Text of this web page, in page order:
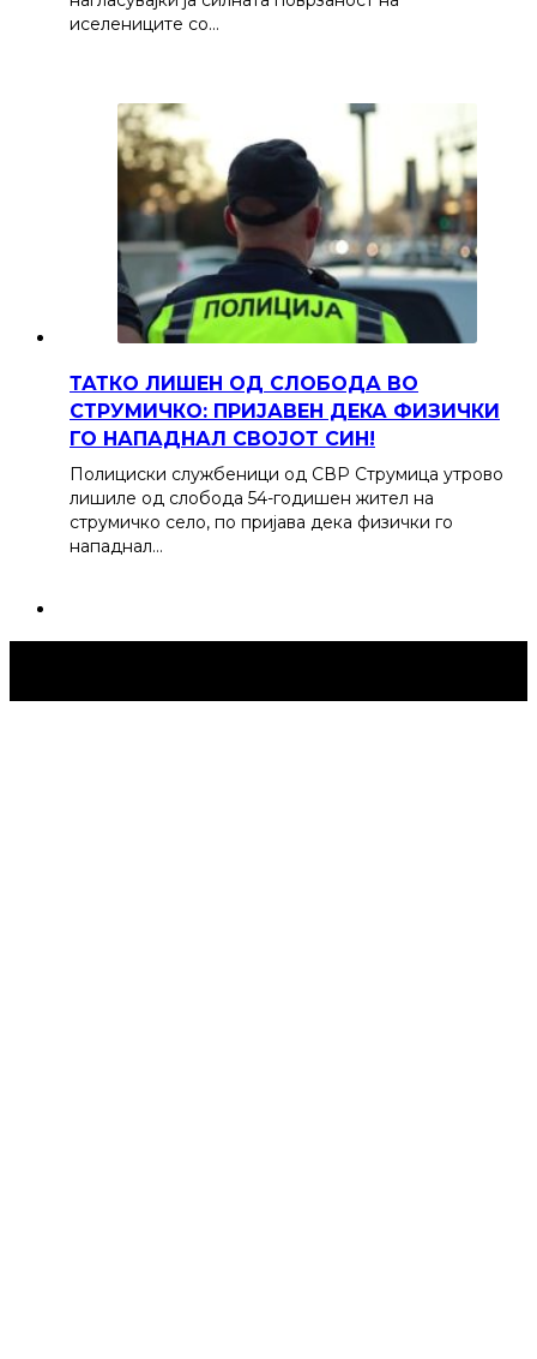
иселениците со…
ТАТКО ЛИШЕН ОД СЛОБОДА ВО
СТРУМИЧКО: ПРИЈАВЕН ДЕКА ФИЗИЧКИ
ГО НАПАДНАЛ СВОЈОТ СИН!
Полициски службеници од СВР Струмица утрово
лишиле од слобода 54-годишен жител на
струмичко село, по пријава дека физички го
нападнал…